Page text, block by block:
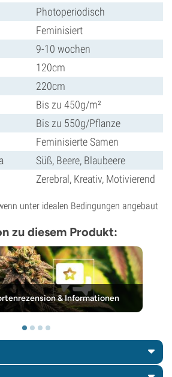
Photoperiodisch
Feminisiert
9-10 wochen
120cm
220cm
Bis zu 450g/m²
Bis zu 550g/Pflanze
Feminisierte Samen
Süß, Beere, Blaubeere
Zerebral, Kreativ, Motivierend
unter idealen Bedingungen angebaut
zu diesem Produkt:
& Informationen